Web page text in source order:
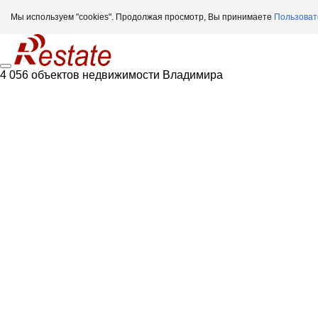
Мы используем "cookies". Продолжая просмотр, Вы принимаете
4 056 объектов недвижимости Владимира